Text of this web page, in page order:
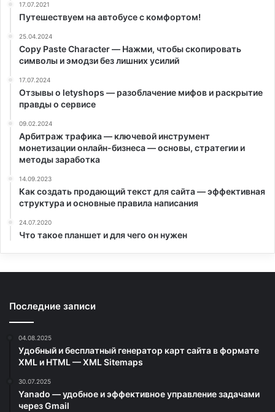
17.07.2021
Путешествуем на автобусе с комфортом!
25.04.2024
Copy Paste Character — Нажми, чтобы скопировать
символы и эмодзи без лишних усилий
17.07.2024
Отзывы о letyshops — разоблачение мифов и раскрытие
правды о сервисе
09.02.2024
Арбитраж трафика — ключевой инструмент
монетизации онлайн-бизнеса — основы, стратегии и
методы заработка
14.09.2023
Как создать продающий текст для сайта — эффективная
структура и основные правила написания
24.07.2020
Что такое планшет и для чего он нужен
Последние записи
04.08.2025
Удобный и бесплатный генератор карт сайта в формате
XML и HTML — XML Sitemaps
30.07.2025
Yanado — удобное и эффективное управление задачами
через Gmail